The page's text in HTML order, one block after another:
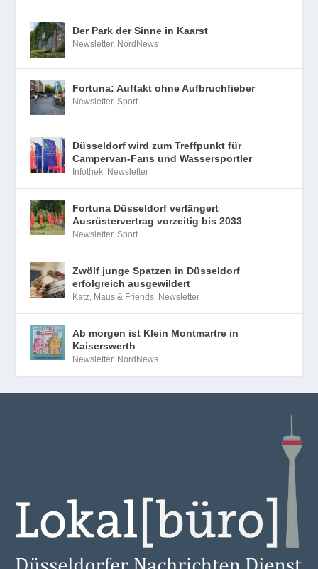
Der Park der Sinne in Kaarst
Newsletter, NordNews
Fortuna: Auftakt ohne Aufbruchfieber
Newsletter,Sport
Düsseldorf wird zum Treffpunkt für
Campervan-Fans und Wassersportler
Infothek, Newsletter
Fortuna Düsseldorf verlängert
Ausrüstervertrag vorzeitig bis 2033
Newsletter,Sport
Zwölf junge Spatzen in Düsseldorf
erfolgreich ausgewildert
Katz, Maus & Friends, Newsletter
Ab morgen ist Klein Montmartre in
Kaiserswerth
Newsletter, NordNews